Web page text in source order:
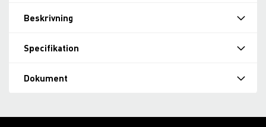
Beskrivning
Specifikation
Dokument